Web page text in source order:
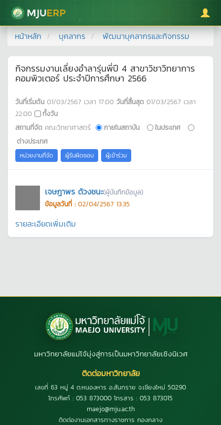
มหาวิทยาลัยแม่โจ้
หน้าหลัก บุคลากร พัฒนาบุคลากรและกิจกรรม
กิจกรรมงานเลี่ยงอำลารุ่นพี่ปี 4 สาขาวิชาวิทยาการ
คอมพิวเตอร์ ประจำปีการศึกษา 2566
วันที่เริ่มต้น 01/03/2567 เวลา 17:00 วันที่สิ้นสุด 01/03/2567 เวลา
22:00
ทั้งวัน
สถานที่จัด คณะวิทยาศาสตร์ ภายในสถาบัน
ในประเทศ
ต่างประเทศ
หน่วยงานที่จัด ผู้รับผิดชอบ ผู้เข้าร่วม
เจษฎาพร ด้วงชนะ(ผู้บันทึกข้อมูล)
ข้อมูลวันที่ : 02/04/2567 13:35
รายละเอียดเพิ่มเติม
มหาวิทยาลัยแม่โจ้มุ่งสู่การเป็นมหาวิทยาลัยเชิงนิเวศ
ติดต่อมหาวิทยาลัย
เลขที่ 63 หมู่ 4 ต.หนองหาร อ.สันทราย จ.เชียงใหม่ 50290
โทรศัพท์ : 053 873000 โทรสาร : 053 873015
maejo@mju.ac.th
ติดต่องานเอกสารทางราชการ กองกลาง